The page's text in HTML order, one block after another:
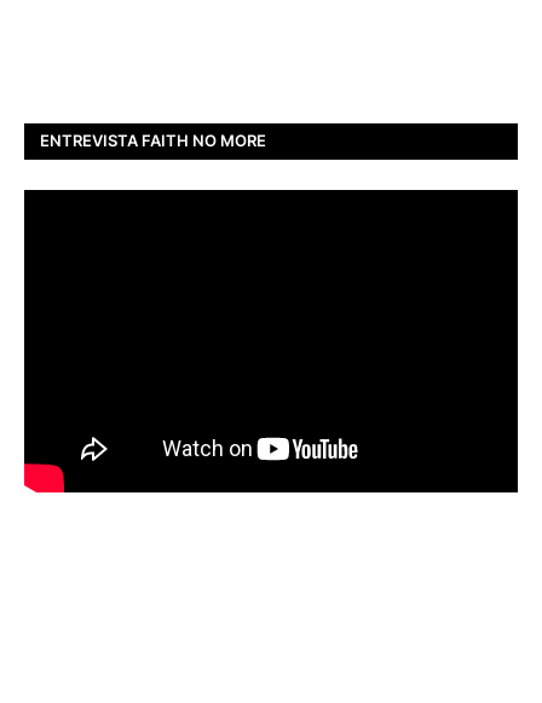
ENTREVISTA FAITH NO MORE